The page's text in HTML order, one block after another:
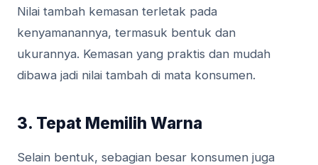
Nilai tambah kemasan terletak pada
kenyamanannya, termasuk bentuk dan
ukurannya. Kemasan yang praktis dan mudah
dibawa jadi nilai tambah di mata konsumen.
3. Tepat Memilih Warna
Selain bentuk, sebagian besar konsumen juga